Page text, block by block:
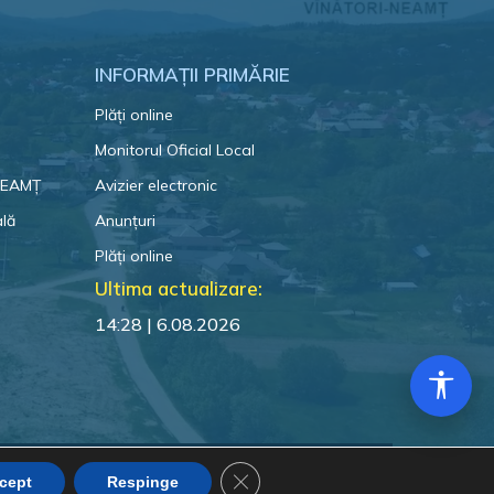
INFORMAȚII PRIMĂRIE
Plăți online
Monitorul Oficial Local
Avizier electronic
Anunțuri
Plăți online
Ultima actualizare:
14:28 | 6.08.2026
Respinge Close GDPR Cookie Banner